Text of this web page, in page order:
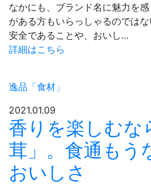
なかにも、ブランド名に魅力を
がある方もいらっしゃるのでは
安全であることや、おいし…
詳細はこちら
逸品「食材」
2021.01.09
香りを楽しむな
茸」。食通もう
おいしさ